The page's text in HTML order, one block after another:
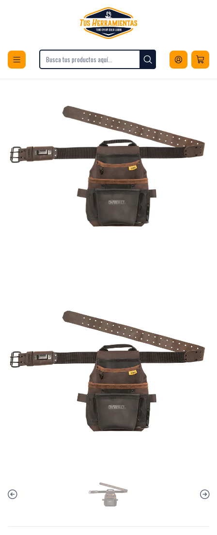
Envios a todo Chile
Cajas y Organizadores Bolsos de Herramientas
Bolso de cuero con cinturón 12 bolsillos DEWALT DWST550115